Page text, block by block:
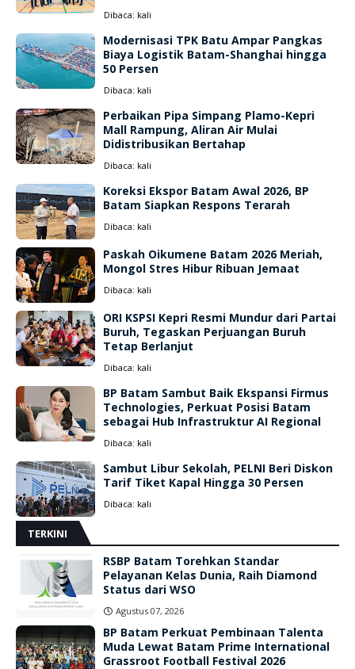
Dibaca: kali
Modernisasi TPK Batu Ampar Pangkas
Biaya Logistik Batam-Shanghai hingga
50 Persen
Dibaca: kali
Perbaikan Pipa Simpang Plamo-Kepri
Mall Rampung, Aliran Air Mulai
Didistribusikan Bertahap
Dibaca: kali
Koreksi Ekspor Batam Awal 2026, BP
Batam Siapkan Respons Terarah
Dibaca: kali
Paskah Oikumene Batam 2026 Meriah,
Mongol Stres Hibur Ribuan Jemaat
Dibaca: kali
ORI KSPSI Kepri Resmi Mundur dari Partai
Buruh, Tegaskan Perjuangan Buruh
Tetap Berlanjut
Dibaca: kali
BP Batam Sambut Baik Ekspansi Firmus
Technologies, Perkuat Posisi Batam
sebagai Hub Infrastruktur AI Regional
Dibaca: kali
Sambut Libur Sekolah, PELNI Beri Diskon
Tarif Tiket Kapal Hingga 30 Persen
Dibaca: kali
TERKINI
RSBP Batam Torehkan Standar
Pelayanan Kelas Dunia, Raih Diamond
Status dari WSO
Agustus 07, 2026
BP Batam Perkuat Pembinaan Talenta
Muda Lewat Batam Prime International
Grassroot Football Festival 2026